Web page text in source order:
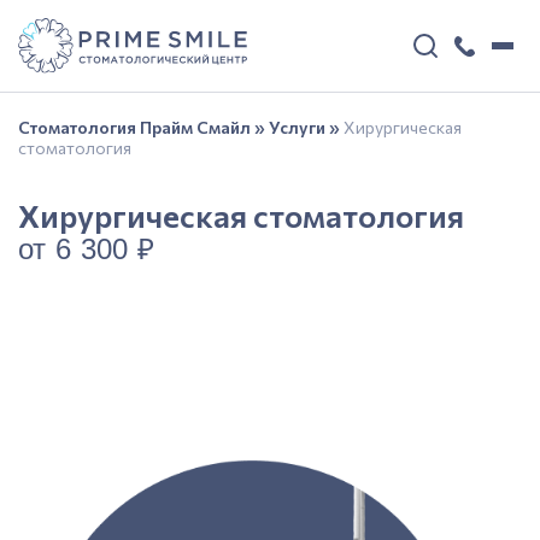
Стоматология Прайм Смайл »Услуги » Хирургическая
стоматология
Хирургическая стоматология
от 6 300 ₽